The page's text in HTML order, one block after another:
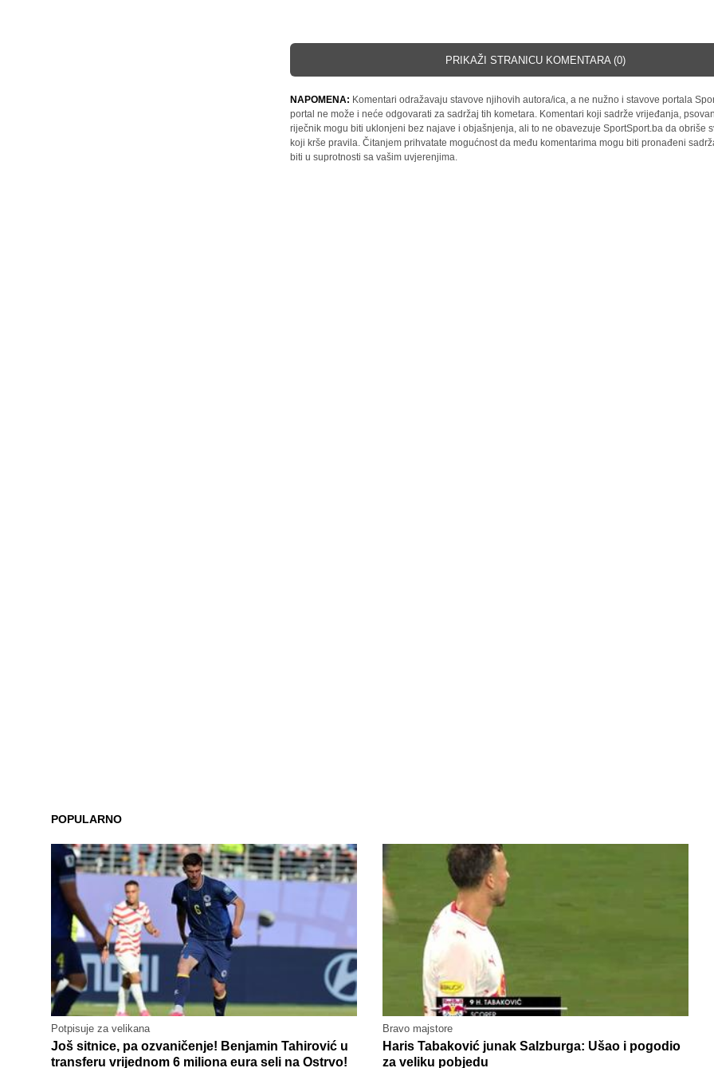
PRIKAŽI STRANICU KOMENTARA (0)
NAPOMENA: Komentari odražavaju stavove njihovih autora/ica, a ne nužno i stavove portala
portal ne može i neće odgovarati za sadržaj tih kometara. Komentari koji sadrže vrijeđanja,
riječnik mogu biti uklonjeni bez najave i objašnjenja, ali to ne obavezuje SportSport.ba da obriše
koji krše pravila. Čitanjem prihvatate mogućnost da među komentarima mogu biti pronađeni
biti u suprotnosti sa vašim uvjerenjima.
POPULARNO
Potpisuje za velikana
Još sitnice, pa ozvaničenje! Benjamin Tahirović u
transferu vrijednom 6 miliona eura seli na Ostrvo!
Bravo majstore
Haris Tabaković junak Salzburga: Ušao i pogodio
za veliku pobjedu